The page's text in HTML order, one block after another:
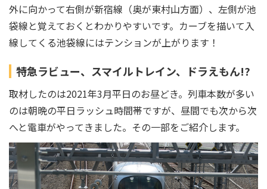
外に向かって右側が新宿線（奥が東村山方面）、左側が池
袋線と覚えておくとわかりやすいです。カーブを描いて入
線してくる池袋線にはテンションが上がります！
特急ラビュー、スマイルトレイン、ドラえもん!?
取材したのは2021年3月平日のお昼どき。列車本数が多い
のは朝晩の平日ラッシュ時間帯ですが、昼間でも次から次
へと電車がやってきました。その一部をご紹介します。